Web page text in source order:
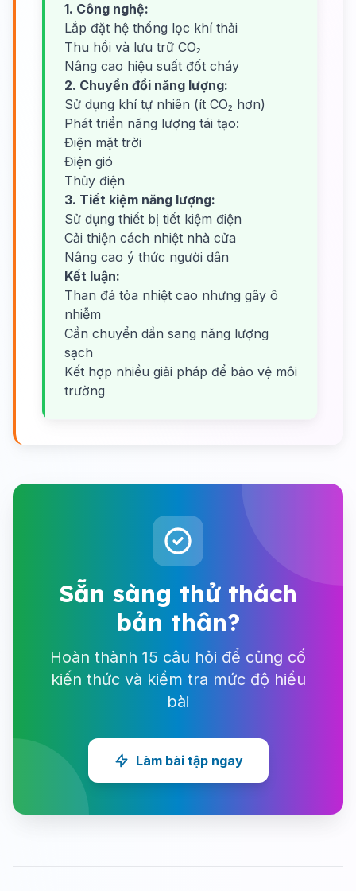
1. Công nghệ:
Lắp đặt hệ thống lọc khí thải
Thu hồi và lưu trữ CO₂
Nâng cao hiệu suất đốt cháy
2. Chuyển đổi năng lượng:
Sử dụng khí tự nhiên (ít CO₂ hơn)
Phát triển năng lượng tái tạo:
Điện mặt trời
Điện gió
Thủy điện
3. Tiết kiệm năng lượng:
Sử dụng thiết bị tiết kiệm điện
Cải thiện cách nhiệt nhà cửa
Nâng cao ý thức người dân
Kết luận:
Than đá tỏa nhiệt cao nhưng gây ô
nhiễm
Cần chuyển dần sang năng lượng
sạch
Kết hợp nhiều giải pháp để bảo vệ môi
trường
Sẵn sàng thử thách
bản thân?
Hoàn thành 15 câu hỏi để củng cố
kiến thức và kiểm tra mức độ hiểu
bài
Làm bài tập ngay